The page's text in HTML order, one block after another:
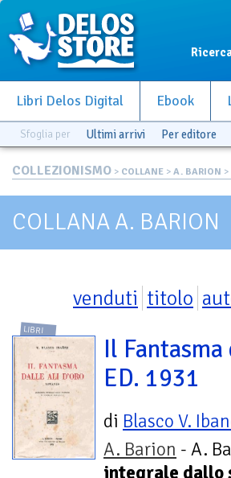
Libri Delos Digital Ebook
Sfoglia per Ultimi arrivi Per editore
COLLEZIONISMO > COLLANE > A. BARION
COLLANA A. BARION
venduti titolo
LIBRI
Il
ED. 1931
di Blasco V.
A. Barion - A.
integrale dallo